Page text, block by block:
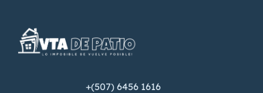
+(507) 6456 1616